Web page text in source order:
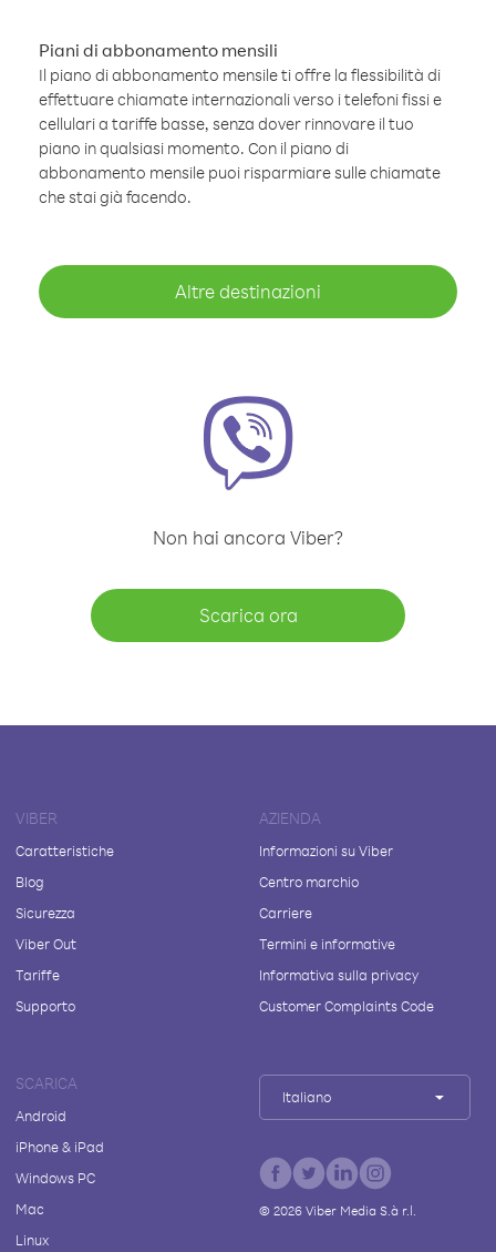
Piani di abbonamento mensili
Il piano di abbonamento mensile ti offre la flessibilità di
effettuare chiamate internazionali verso i telefoni fissi e
cellulari a tariffe basse, senza dover rinnovare il tuo
piano in qualsiasi momento. Con il piano di
abbonamento mensile puoi risparmiare sulle chiamate
che stai già facendo.
Altre destinazioni
Non hai ancora Viber?
Scarica ora
VIBER
Caratteristiche
Blog
Sicurezza
Viber Out
Tariffe
Supporto
AZIENDA
Informazioni su Viber
Centro marchio
Carriere
Termini e informative
Informativa sulla privacy
Customer Complaints Code
SCARICA
Android
iPhone & iPad
Windows PC
Mac
Linux
Italiano
© 2026Viber Media S.à r.l.